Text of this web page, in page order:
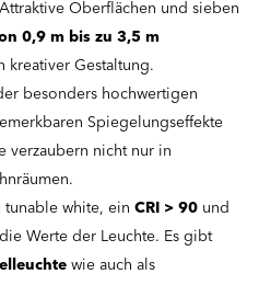
Oberflächen und sieben
0,9 m bis zu 3,5 m
kreativer Gestaltung.
besonders hochwertigen
Spiegelungseffekte
verzaubern nicht nur in
tunable white, ein CRI > 90 und
Werte der Leuchte. Es gibt
wie auch als